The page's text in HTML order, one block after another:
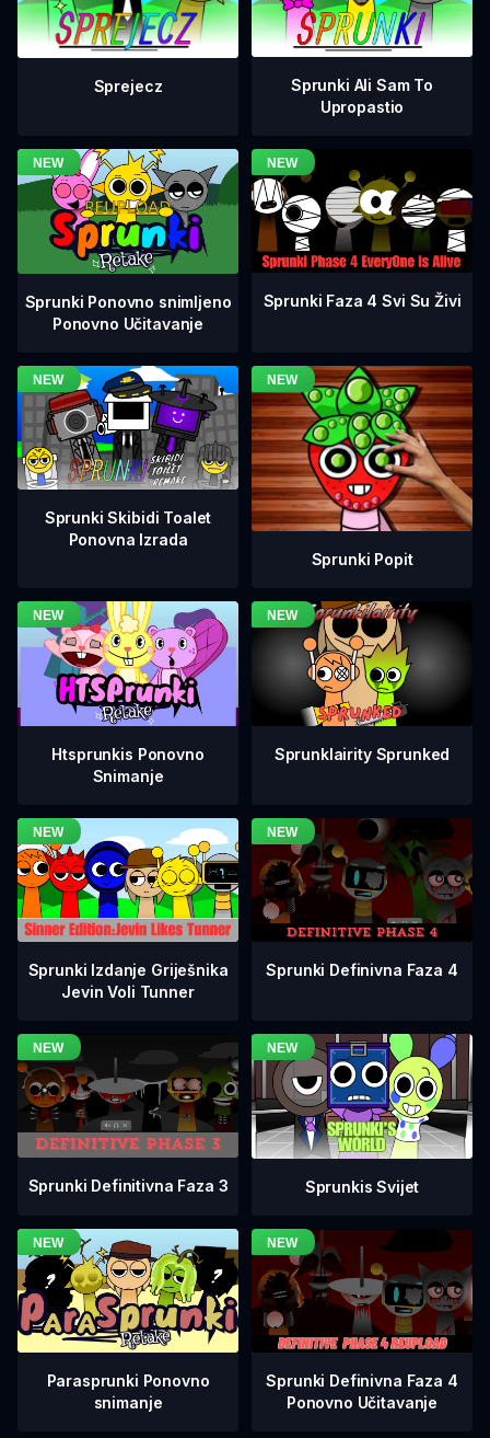
Sprejecz
Sprunki Ali Sam To
Upropastio
Sprunki Ponovno snimljeno
Ponovno Učitavanje
Sprunki Faza 4 Svi Su Živi
Sprunki Skibidi Toalet
Ponovna Izrada
Sprunki Popit
Htsprunkis Ponovno
Snimanje
Sprunklairity Sprunked
Sprunki Izdanje Griješnika
Jevin Voli Tunner
Sprunki Definivna Faza 4
Sprunki Definitivna Faza 3 Sprunkis Svijet
Parasprunki Ponovno
snimanje
Sprunki Definivna Faza 4
Ponovno Učitavanje